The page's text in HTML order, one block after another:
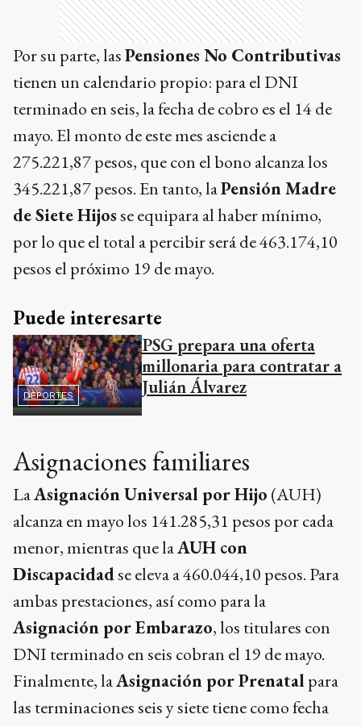
Por su parte, lasPensiones No Contributivas
tienen un calendario propio: para el DNI
terminado en seis, la fecha de cobro es el 14 de
mayo. El monto de este mes asciende a
275.221,87 pesos, que con el bono alcanza los
345.221,87 pesos. En tanto, laPensión Madre
de Siete Hijosse equipara al haber mínimo,
por lo que el total a percibir será de 463.174,10
pesos el próximo 19 de mayo.
Puede interesarte
DEPORTES
PSG prepara una oferta
millonaria para contratar a
Julián Álvarez
Asignaciones familiares
LaAsignación Universal por Hijo (AUH)
alcanza en mayo los 141.285,31 pesos por cada
menor, mientras que laAUH con
Discapacidadse eleva a 460.044,10 pesos. Para
ambas prestaciones, así como para la
Asignación por Embarazo, los titulares con
DNI terminado en seis cobran el 19 de mayo.
Finalmente, laAsignación por Prenatalpara
las terminaciones seis y siete tiene como fecha